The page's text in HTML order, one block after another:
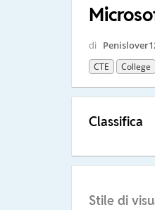
di
CTE College
Classifica
Stile di